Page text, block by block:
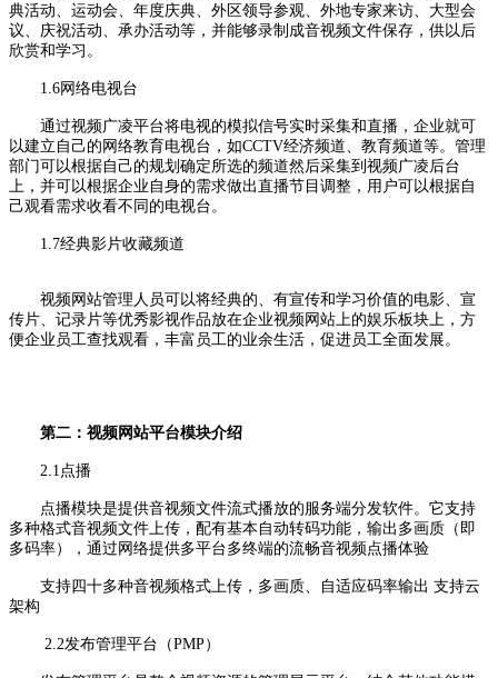
典活动、运动会、年度庆典、外区领导参观、外地专家来访、大型会
议、庆祝活动、承办活动等，并能够录制成音视频文件保存，供以后
欣赏和学习。
1.6网络电视台
通过视频广凌平台将电视的模拟信号实时采集和直播，企业就可
以建立自己的网络教育电视台，如CCTV经济频道、教育频道等。管理
部门可以根据自己的规划确定所选的频道然后采集到视频广凌后台
上，并可以根据企业自身的需求做出直播节目调整，用户可以根据自
己观看需求收看不同的电视台。
1.7经典影片收藏频道
视频网站管理人员可以将经典的、有宣传和学习价值的电影、宣
传片、记录片等优秀影视作品放在企业视频网站上的娱乐板块上，方
便企业员工查找观看，丰富员工的业余生活，促进员工全面发展。
第二：视频网站平台模块介绍
2.1点播
点播模块是提供音视频文件流式播放的服务端分发软件。它支持
多种格式音视频文件上传，配有基本自动转码功能，输出多画质（即
多码率），通过网络提供多平台多终端的流畅音视频点播体验
支持四十多种音视频格式上传，多画质、自适应码率输出 支持云
架构
2.2发布管理平台（PMP）